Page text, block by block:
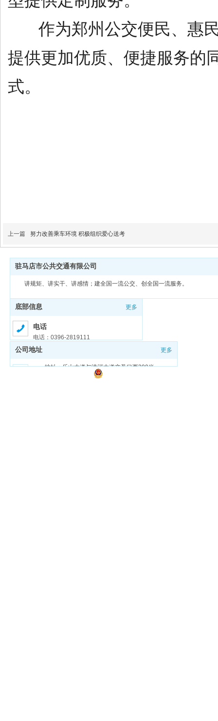
作为郑州公交便民、惠民
提供更加优质、便捷服务的
式。
上一篇 努力改善乘车环境 积极组织爱心送考
驻马店市公共交通有限公司
讲规矩、讲实干、讲感情；建全国一流公交、创全国一流服务。
底部信息 更多
电话
电话：0396-2819111
邮箱
邮箱：zmdgongjiao@sina.com
公司地址 更多
地址：乐山大道与洪河大道交叉口西200米